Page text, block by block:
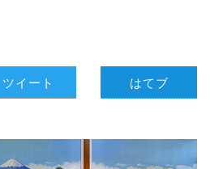
ツイート はてブ